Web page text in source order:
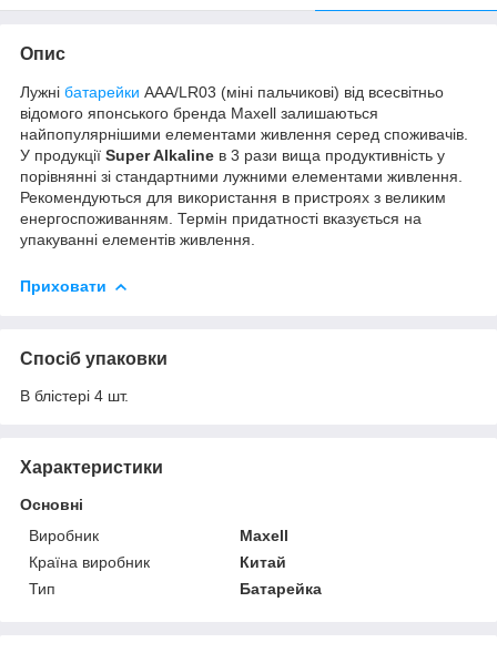
Опис
Лужні батарейки AAA/LR03 (міні пальчикові) від всесвітньо
відомого японського бренда Maxell залишаються
найпопулярнішими елементами живлення серед споживачів.
У продукції Super Alkaline в 3 рази вища продуктивність у
порівнянні зі стандартними лужними елементами живлення.
Рекомендуються для використання в пристроях з великим
енергоспоживанням. Термін придатності вказується на
упакуванні елементів живлення.
Приховати
Спосіб упаковки
В блістері 4 шт.
Характеристики
Основні
Виробник
Maxell
Країна виробник
Китай
Тип
Батарейка